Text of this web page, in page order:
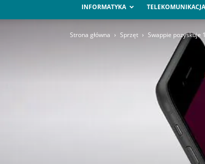
INFORMATYKA TELEKOMUNIKACJA
Strona główna Sprzęt Swappie pozyskuje